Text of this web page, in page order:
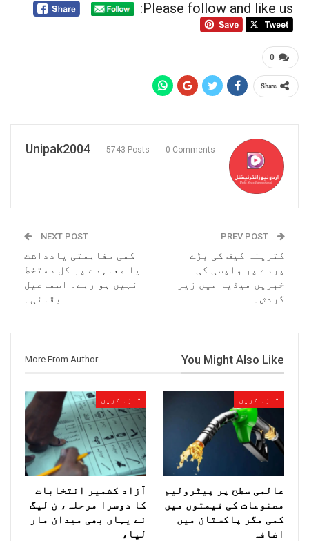
Please follow and like us:
0
Share
Unipak2004 5743 Posts 0 Comments
کترینہ کیف کی بڑے
پردے پر واپسی کی
خبریں میڈیا میں زیر
گردش۔
NEXT POST
کسی مفاہمتی یادداشت
یا معاہدے پر کل دستخط
نہیں ہو رہے۔ اسماعیل
بقائی۔
You Might Also Like
More From Author
تازہ ترین
عالمی سطح پر پیٹرولیم
مصنوعات کی قیمتوں میں
کمی مگر پاکستان میں
اضافہ
تازہ ترین
آزاد کشمیر انتخابات
کا دوسرا مرحلہ، ن لیگ
نے یہاں بھی میدان مار
لیا،